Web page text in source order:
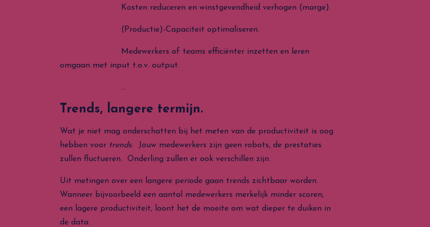
Kosten reduceren en winstgevendheid verhogen (marge).
(Productie)-Capaciteit optimaliseren.
Medewerkers of teams efficiënter inzetten en leren
omgaan met input t.o.v. output.
…
Trends, langere termijn.
Wat je niet mag onderschatten bij het meten van de productiviteit is oog
hebben voor trends. Jouw medewerkers zijn geen robots, de prestaties
zullen fluctueren. Onderling zullen er ook verschillen zijn.
Uit metingen over een langere periode gaan trends zichtbaar worden.
Wanneer bijvoorbeeld een aantal medewerkers merkelijk minder scoren,
een lagere productiviteit, loont het de moeite om wat dieper te duiken in
de data.